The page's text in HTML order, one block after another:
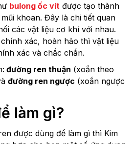
bulong ốc vít được tạo thành
khoan. Đây là chi tiết quan
các vật liệu cơ khí với nhau.
xác, hoàn hảo thì vật liệu
xác và chắc chắn.
đường ren thuận (xoắn theo
đường ren ngược (xoắn ngược
làm gì?
được dùng để làm gì thì Kim